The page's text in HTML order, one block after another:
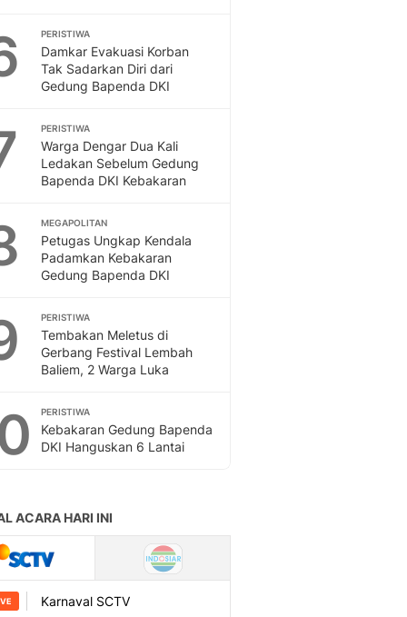
PERISTIWA
Damkar Evakuasi Korban
Tak Sadarkan Diri dari
Gedung Bapenda DKI
PERISTIWA
Warga Dengar Dua Kali
Ledakan Sebelum Gedung
Bapenda DKI Kebakaran
MEGAPOLITAN
Petugas Ungkap Kendala
Padamkan Kebakaran
Gedung Bapenda DKI
PERISTIWA
Tembakan Meletus di
Gerbang Festival Lembah
Baliem, 2 Warga Luka
PERISTIWA
Kebakaran Gedung Bapenda
DKI Hanguskan 6 Lantai